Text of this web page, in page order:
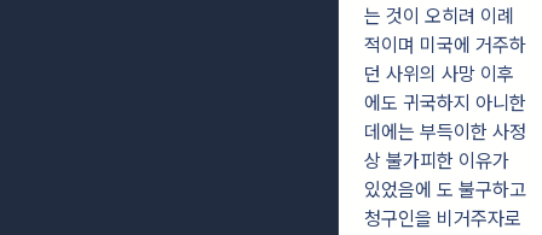
는 것이 오히려 이례
적이며 미국에 거주하
던 사위의 사망 이후
에도 귀국하지 아니한
데에는 부득이한 사정
상 불가피한 이유가
있었음에 도 불구하고
청구인을 비거주자로